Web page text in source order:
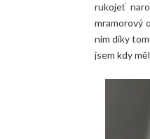
rukojeť
mramorový
ním díky
jsem kdy